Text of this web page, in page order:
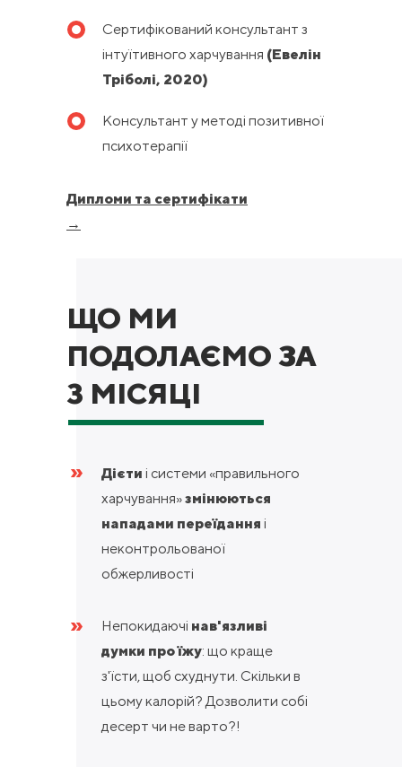
Консультант у методі позитивної
психотерапії
Дипломи та сертифікати
→
Сертифікований консультант з
інтуїтивного харчування (Евелін
Тріболі, 2020)
ЩО МИ
ПОДОЛАЄМО ЗА
3 МІСЯЦІ
Дієти і системи «правильного
харчування»змінюються
нападами переїдання і
неконтрольованої
обжерливості
Непокидаючі нав'язливі
думки про їжу: що краще
з'їсти, щоб схуднути. Скільки в
цьому калорій? Дозволити собі
десерт чи не варто?!
»
»